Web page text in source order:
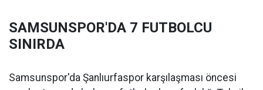
SAMSUNSPOR'DA 7 FUTBOLCU
SINIRDA
Samsunspor'da Şanlıurfaspor karşılaşması öncesi